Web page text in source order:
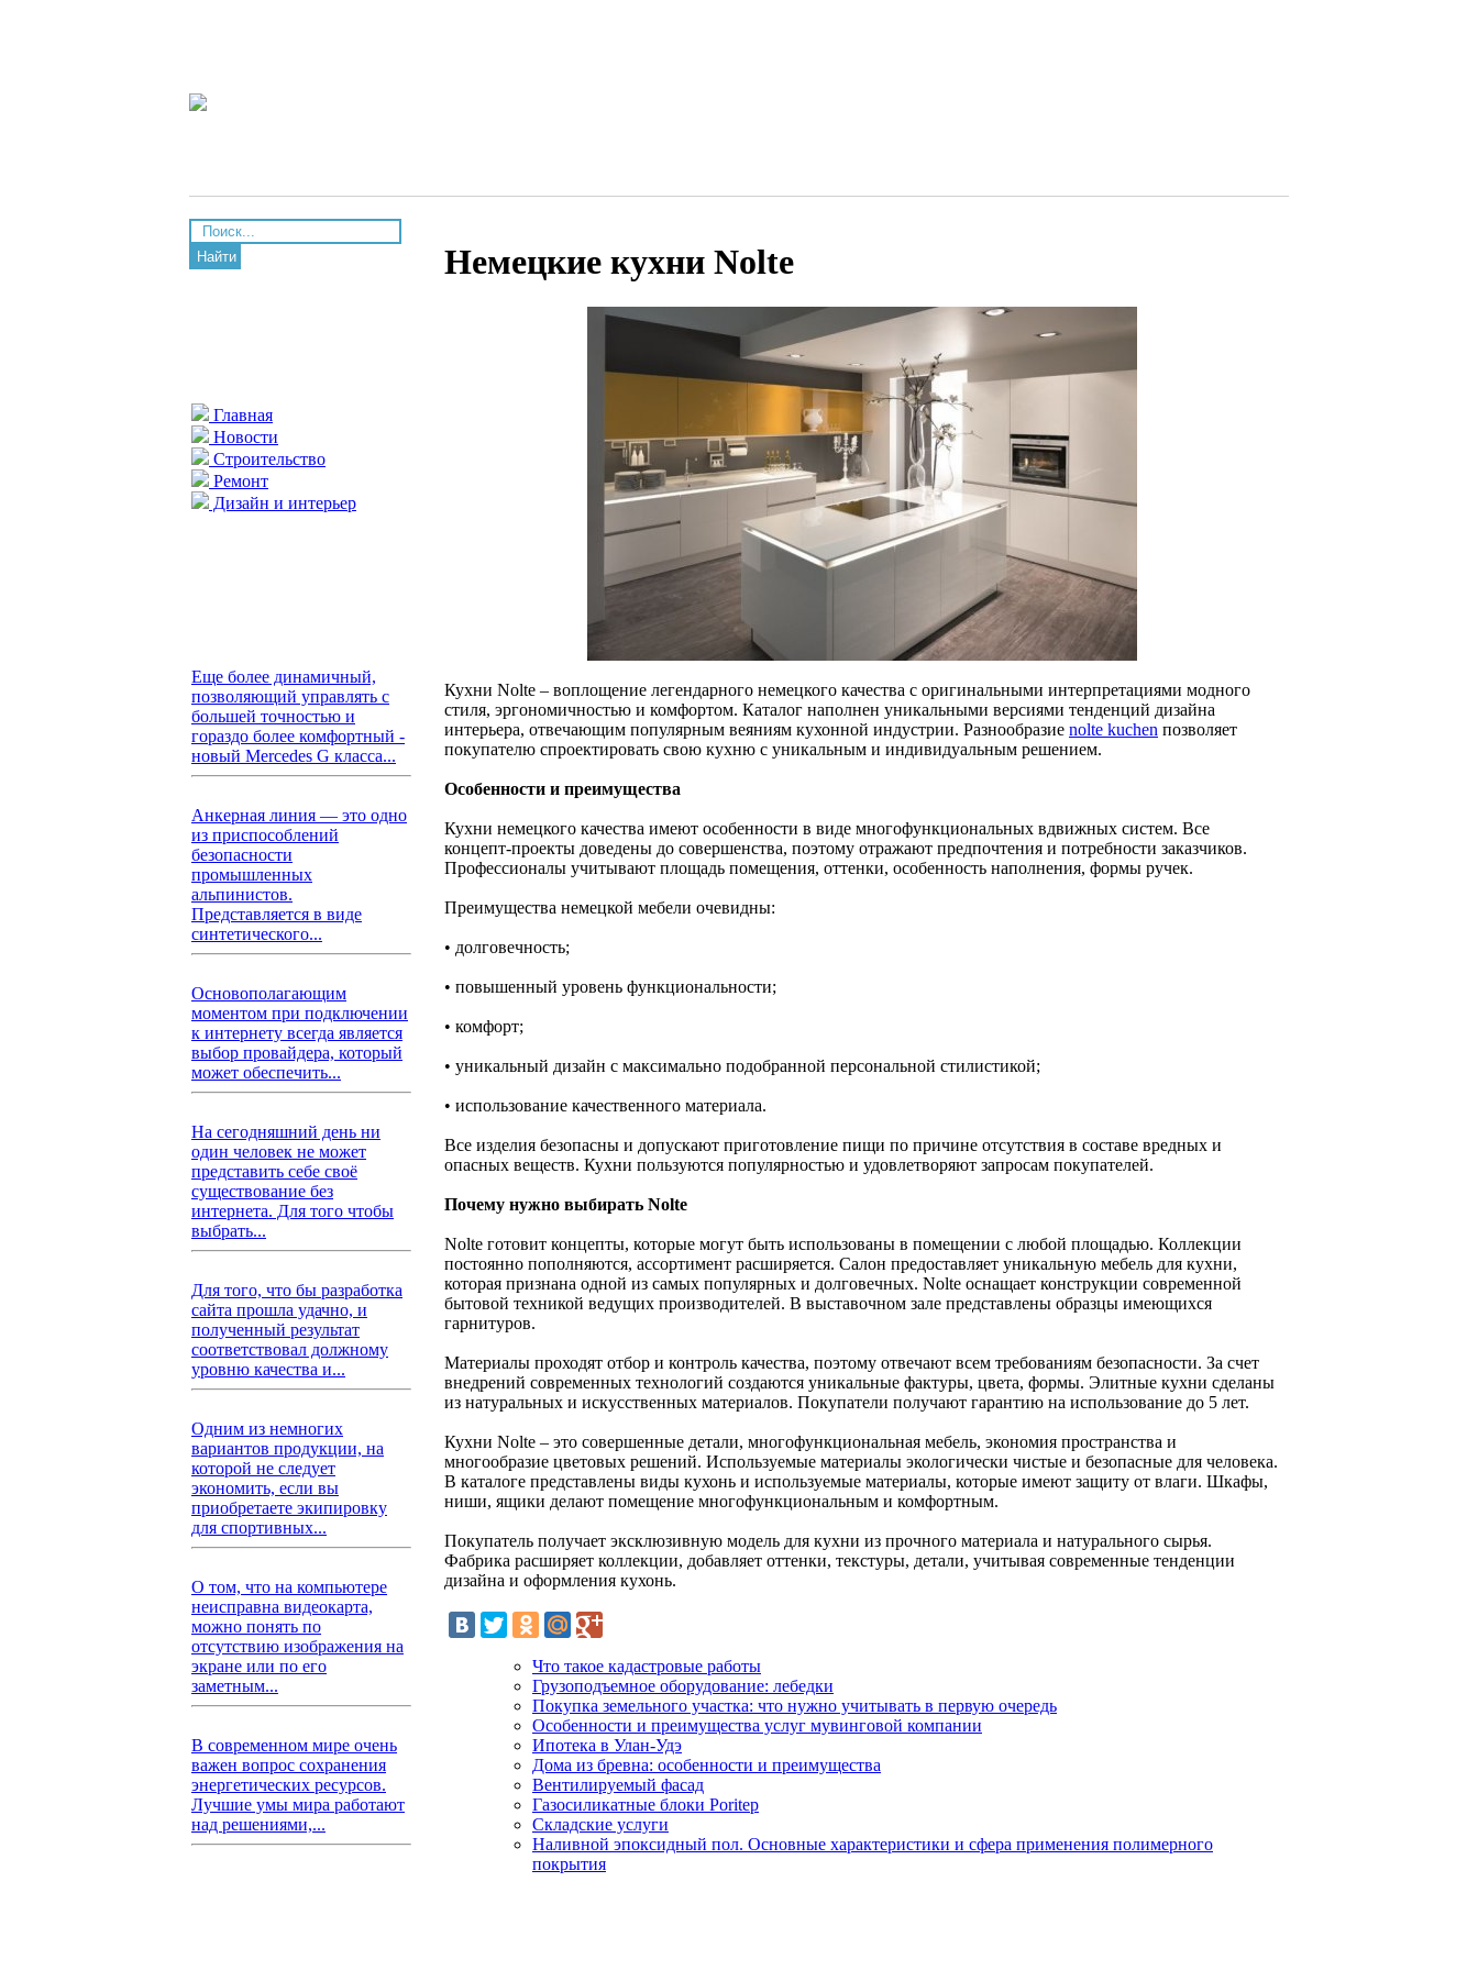
Найти
Главная
Новости
Строительство
Ремонт
Дизайн и интерьер
Еще более динамичный,
позволяющий управлять с
большей точностью и
гораздо более комфортный -
новый Mercedes G класса...
Анкерная линия — это одно
из приспособлений
безопасности
промышленных
альпинистов.
Представляется в виде
синтетического...
Основополагающим
моментом при подключении
к интернету всегда является
выбор провайдера, который
может обеспечить...
На сегодняшний день ни
один человек не может
представить себе своё
существование без
интернета. Для того чтобы
выбрать...
Для того, что бы разработка
сайта прошла удачно, и
полученный результат
соответствовал должному
уровню качества и...
Одним из немногих
вариантов продукции, на
которой не следует
экономить, если вы
приобретаете экипировку
для спортивных...
О том, что на компьютере
неисправна видеокарта,
можно понять по
отсутствию изображения на
экране или по его
заметным...
В современном мире очень
важен вопрос сохранения
энергетических ресурсов.
Лучшие умы мира работают
над решениями,...
Немецкие кухни Nolte
Кухни Nolte – воплощение легендарного немецкого качества с оригинальными интерпретациями модного
стиля, эргономичностью и комфортом. Каталог наполнен уникальными версиями тенденций дизайна
интерьера, отвечающим популярным веяниям кухонной индустрии. Разнообразие nolte kuchen позволяет
покупателю спроектировать свою кухню с уникальным и индивидуальным решением.
Особенности и преимущества
Кухни немецкого качества имеют особенности в виде многофункциональных вдвижных систем. Все
концепт-проекты доведены до совершенства, поэтому отражают предпочтения и потребности заказчиков.
Профессионалы учитывают площадь помещения, оттенки, особенность наполнения, формы ручек.
Преимущества немецкой мебели очевидны:
• долговечность;
• повышенный уровень функциональности;
• комфорт;
• уникальный дизайн с максимально подобранной персональной стилистикой;
• использование качественного материала.
Все изделия безопасны и допускают приготовление пищи по причине отсутствия в составе вредных и
опасных веществ. Кухни пользуются популярностью и удовлетворяют запросам покупателей.
Почему нужно выбирать Nolte
Nolte готовит концепты, которые могут быть использованы в помещении с любой площадью. Коллекции
постоянно пополняются, ассортимент расширяется. Салон предоставляет уникальную мебель для кухни,
которая признана одной из самых популярных и долговечных. Nolte оснащает конструкции современной
бытовой техникой ведущих производителей. В выставочном зале представлены образцы имеющихся
гарнитуров.
Материалы проходят отбор и контроль качества, поэтому отвечают всем требованиям безопасности. За счет
внедрений современных технологий создаются уникальные фактуры, цвета, формы. Элитные кухни сделаны
из натуральных и искусственных материалов. Покупатели получают гарантию на использование до 5 лет.
Кухни Nolte – это совершенные детали, многофункциональная мебель, экономия пространства и
многообразие цветовых решений. Используемые материалы экологически чистые и безопасные для человека.
В каталоге представлены виды кухонь и используемые материалы, которые имеют защиту от влаги. Шкафы,
ниши, ящики делают помещение многофункциональным и комфортным.
Покупатель получает эксклюзивную модель для кухни из прочного материала и натурального сырья.
Фабрика расширяет коллекции, добавляет оттенки, текстуры, детали, учитывая современные тенденции
дизайна и оформления кухонь.
Что такое кадастровые работы
Грузоподъемное оборудованиe: лебедки
Покупка земельного участка: что нужно учитывать в первую очередь
Особенности и преимущества услуг мувинговой компании
Ипотека в Улан-Удэ
Дома из бревна: особенности и преимущества
Вентилируемый фасад
Газосиликатные блоки Poritep
Складские услуги
Наливной эпоксидный пол. Основные характеристики и сфера применения полимерного
покрытия